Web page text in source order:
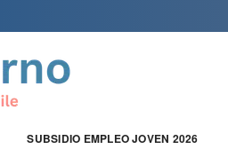
SUBSIDIO EMPLEO JOVEN 2026